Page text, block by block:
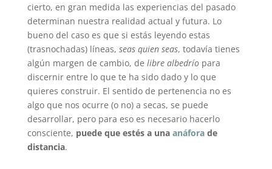
cierto, en gran medida las experiencias del pasado
determinan nuestra realidad actual y futura. Lo
bueno del caso es que si estás leyendo estas
(trasnochadas) líneas, seas quien seas, todavía tienes
algún margen de cambio, de libre albedríopara
discernir entre lo que te ha sido dado y lo que
quieres construir. El sentido de pertenencia no es
algo que nos ocurre (o no) a secas, se puede
desarrollar, pero para eso es necesario hacerlo
consciente, puede que estés a una anáforade
distancia.